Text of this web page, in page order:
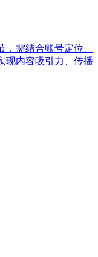
需结合账号定位、
现内容吸引力、传播